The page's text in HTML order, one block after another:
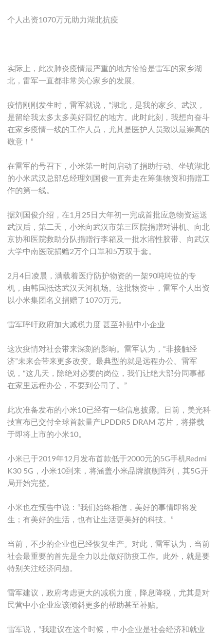
个人出资1070万元助力湖北抗疫
实际上，此次肺炎疫情最严重的地方恰恰是雷军的家乡湖
北，雷军一直都非常关心家乡的发展。
疫情刚刚发生时，雷军就说，“湖北，是我的家乡。武汉，
是留给我太多太多美好回忆的地方。此时此刻，我想向奋斗
在家乡疫情一线的工作人员，尤其是医护人员致以最崇高的
敬意！”
在雷军的号召下，小米第一时间启动了捐助行动。坐镇湖北
的小米武汉总部总经理刘国俊一直奔走在筹集物资和捐赠工
作的第一线。
据刘国俊介绍，在1月25日大年初一完成首批应急物资运送
武汉后，第二天，小米向武汉市第三医院捐赠对讲机、向北
京协和医院救助分队捐赠行李箱及一批水溶性胶带、向武汉
大学中南医院捐赠2万个口罩和5万双手套。
2月4日凌晨，满载着医疗防护物资的一架90吨吨位的专
机，由韩国抵达武汉天河机场。这批物资中，雷军个人出资
以小米集团名义捐赠了1070万元。
雷军呼吁政府加大减税力度 甚至补贴中小企业
这次疫情对社会带来深刻的影响。雷军认为，“非接触经
济”未来会带来更多改变。最典型的就是远程办公。雷军
说，“这几天，除绝对必要的岗位，我们让绝大部分同事都
在家里远程办公，不要到公司了。”
此次准备发布的小米10已经有一些信息披露。日前，美光科
技宣布已交付全球首款量产LPDDR5 DRAM 芯片，将搭载
于即将上市的小米10。
小米已于2019年12月发布首款低于2000元的5G手机Redmi
K30 5G，小米10到来，将涵盖小米品牌旗舰阵列，其5G开
局开始完整。
小米也在预告中说：“我们始终相信，美好的事情即将发
生；有美好的生活，也有让生活更美好的科技。”
当前，不少的企业也已经恢复生产。对此，雷军认为，当前
社会最重要的首先是全力以赴做好防疫工作。此外，就是要
特别关注经济问题。
雷军建议，政府考虑更大的减税力度，降息降税，尤其是对
民营中小企业应该倾斜更多的帮助甚至补贴。
雷军说，“我建议在这个时候，中小企业是社会经济和就业